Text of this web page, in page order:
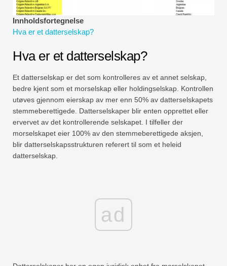
Økonomiske modelleringsveiledninger
Fullstendig format
Risikostyringsveiledninger
Innholdsfortegnelse
Hva er et datterselskap?
Hva er et datterselskap?
Et datterselskap er det som kontrolleres av et annet selskap,
bedre kjent som et morselskap eller holdingselskap. Kontrollen
utøves gjennom eierskap av mer enn 50% av datterselskapets
stemmeberettigede. Datterselskaper blir enten opprettet eller
ervervet av det kontrollerende selskapet. I tilfeller der
morselskapet eier 100% av den stemmeberettigede aksjen,
blir datterselskapsstrukturen referert til som et heleid
datterselskap.
ad